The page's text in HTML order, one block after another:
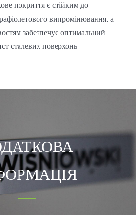
покриття є стійким до
випромінювання, а
забезпечує оптимальний
сталевих поверхонь.